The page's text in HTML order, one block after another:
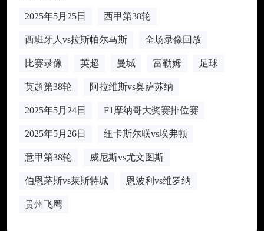
2025年5月25日 西甲第38轮
西班牙人vs拉斯帕尔马斯 全场录像回放
比赛录像 英超 曼城 富勒姆 足球
英超第38轮 阿拉维斯vs奥萨苏纳
2025年5月24日 F1摩纳哥大奖赛排位赛
2025年5月26日 纽卡斯尔联vs埃弗顿
意甲第38轮 威尼斯vs尤文图斯
伯恩茅斯vs莱斯特城 恩波利vs维罗纳
贵州飞鹰